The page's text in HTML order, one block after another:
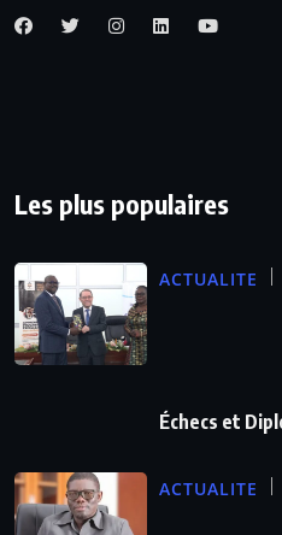
Les plus populaires
ACTUALITE
Échecs et
ACTUALITE